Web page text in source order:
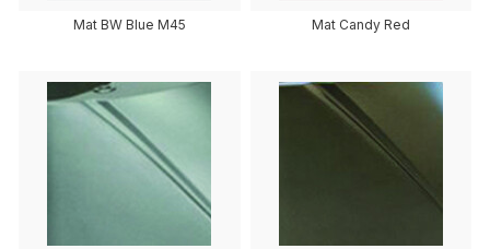
Mat BW Blue M45 Mat Candy Red